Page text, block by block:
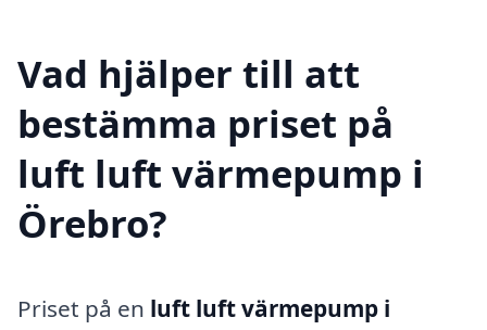
Vad hjälper till att
bestämma priset på
luft luft värmepump i
Örebro?
Priset på en luft luft värmepump i